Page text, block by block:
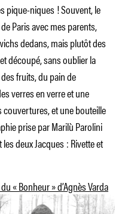
pique-niques ! Souvent, le
Paris avec mes parents,
dedans, mais plutôt des
découpé, sans oublier la
fruits, du pain de
verres en verre et une
couvertures, et une bouteille
prise par Marilù Parolini
deux Jacques : Rivette et
« Bonheur » d’Agnès Varda